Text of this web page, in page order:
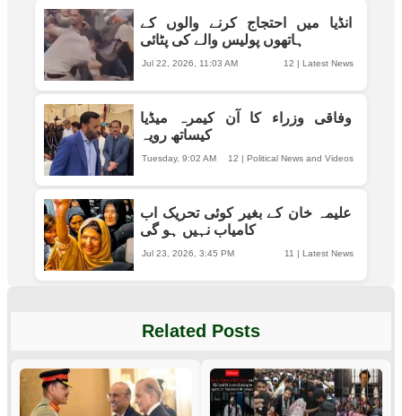
انڈیا میں احتجاج کرنے والوں کے
ہاتھوں پولیس والے کی پٹائی
12 | Latest News
Jul 22, 2026, 11:03 AM
وفاقی وزراء کا آن کیمرہ میڈیا
کیساتھ رویہ
12 | Political News and Videos
Tuesday, 9:02 AM
علیمہ خان کے بغیر کوئی تحریک اب
کامیاب نہیں ہو گی
11 | Latest News
Jul 23, 2026, 3:45 PM
Related Posts